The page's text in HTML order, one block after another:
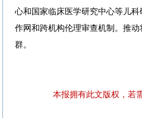
心和国家临床医学研究中心等儿
作网和跨机构伦理审查机制。推
群。
本报拥有此文版权，若